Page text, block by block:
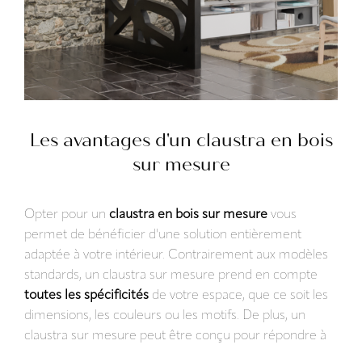
Les avantages d'un claustra en bois
sur mesure
Opter pour un claustra en bois sur mesure vous
permet de bénéficier d'une solution entièrement
adaptée à votre intérieur. Contrairement aux modèles
standards, un claustra sur mesure prend en compte
toutes les spécificités de votre espace, que ce soit les
dimensions, les couleurs ou les motifs. De plus, un
claustra sur mesure peut être conçu pour répondre à